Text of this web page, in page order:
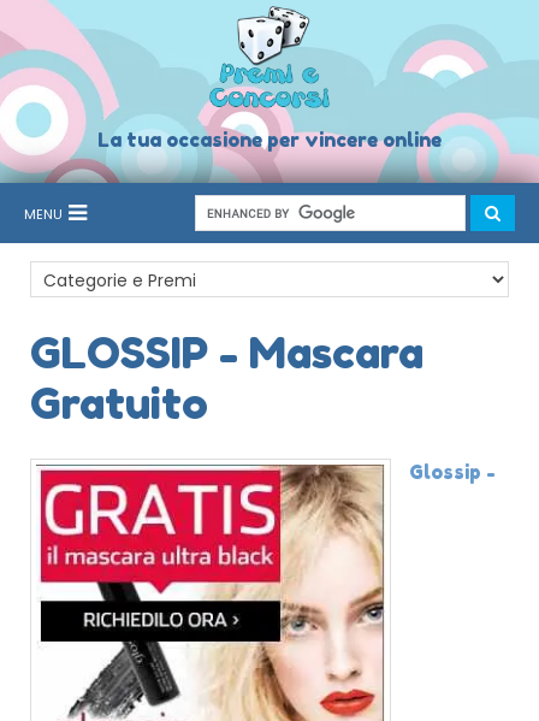
La tua occasione per vincere online
MENU
GLOSSIP - Mascara
Gratuito
Glossip -